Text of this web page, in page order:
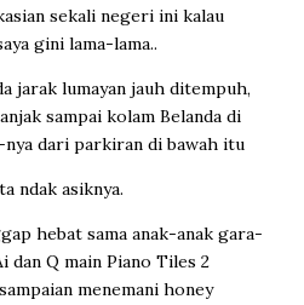
sekali negeri ini kalau
gini lama-lama..
jarak lumayan jauh ditempuh,
sampai kolam Belanda di
dari parkiran di bawah itu
ndak asiknya.
hebat sama anak-anak gara-
dan Q main Piano Tiles 2
menemani honey